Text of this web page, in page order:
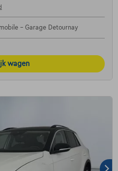
- Garage Detournay
wagen